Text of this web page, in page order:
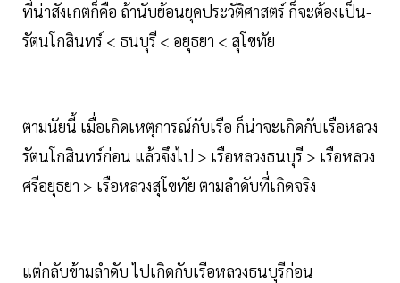
ที่น่าสังเกตก็คือ ถ้านับย้อนยุคประวัติศาสตร์ ก็จะต้องเป็น-
รัตนโกสินทร์ < ธนบุรี < อยุธยา < สุโขทัย
ตามนัยนี้ เมื่อเกิดเหตุการณ์กับเรือ ก็น่าจะเกิดกับเรือหลวง
รัตนโกสินทร์ก่อน แล้วจึงไป > เรือหลวงธนบุรี > เรือหลวง
ศรีอยุธยา > เรือหลวงสุโขทัย ตามลำดับที่เกิดจริง
แต่กลับข้ามลำดับ ไปเกิดกับเรือหลวงธนบุรีก่อน